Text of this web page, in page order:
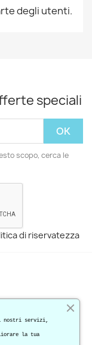
degli utenti.
speciali
scopo, cerca le
di riservatezza
nostri servizi,
la tua